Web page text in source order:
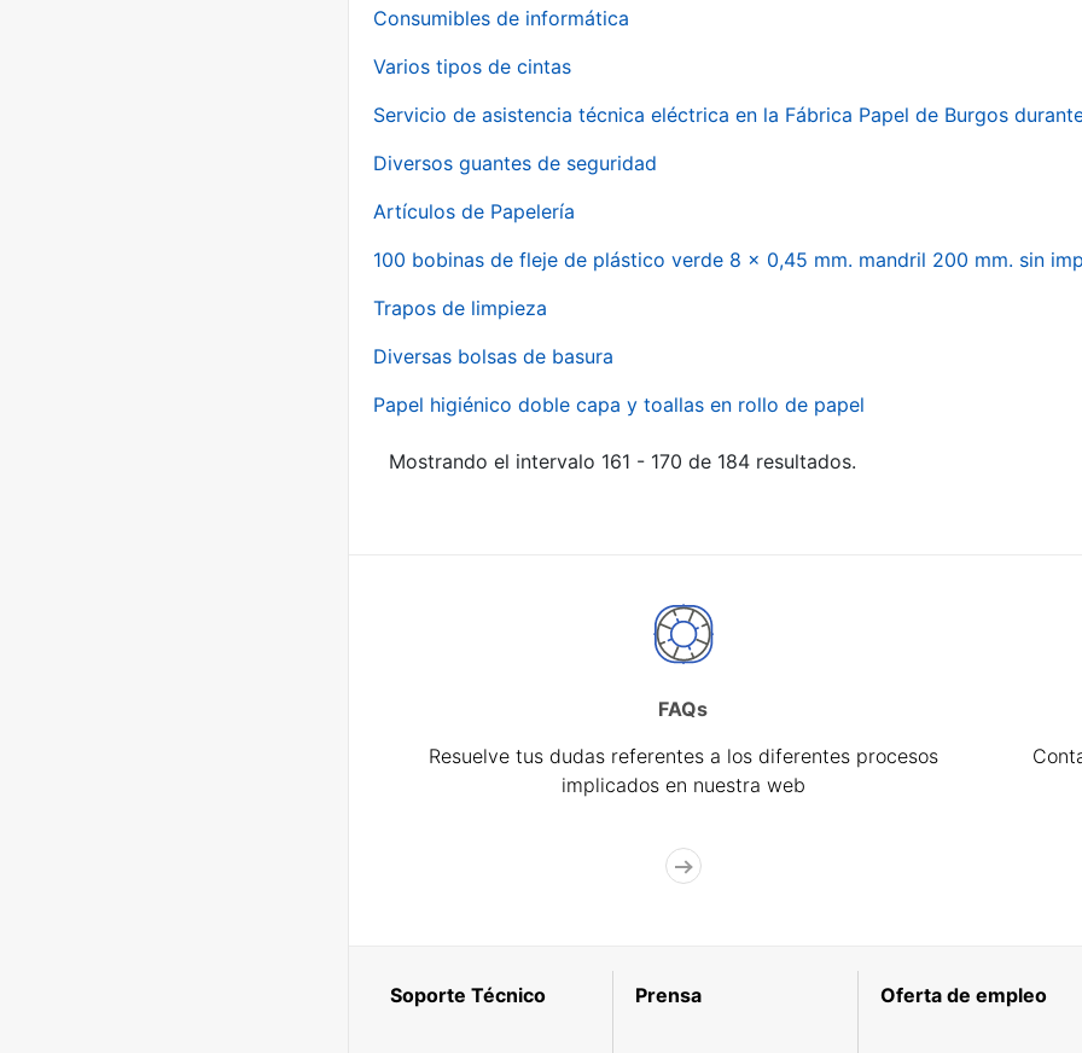
Consumibles de informática
Varios tipos de cintas
Servicio de asistencia técnica eléctrica en la Fábrica Papel de Burgos
Diversos guantes de seguridad
Artículos de Papelería
100 bobinas de fleje de plástico verde 8 x 0,45 mm. mandril 200 mm. sin
Trapos de limpieza
Diversas bolsas de basura
Papel higiénico doble capa y toallas en rollo de papel
Mostrando el intervalo 161 - 170 de 184 resultados.
FAQs
Resuelve tus dudas referentes a los diferentes procesos
implicados en nuestra web
Soporte Técnico Prensa Oferta de empleo